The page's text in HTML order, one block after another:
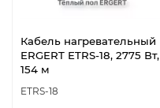
Кабель нагревательный
ERGERT ETRS-18, 2775 Вт,
154 м
ETRS-18